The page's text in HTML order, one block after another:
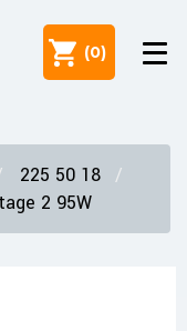
(0)
225 50 18
2 95W